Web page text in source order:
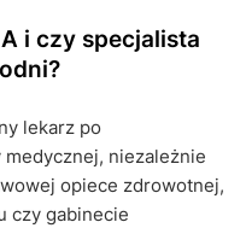
i czy specjalista
lekarz po
niezależnie
opiece zdrowotnej,
czy gabinecie